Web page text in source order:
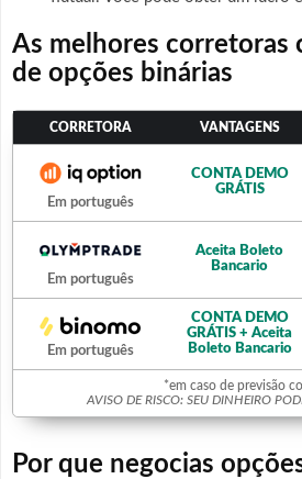
As melhores corretoras
de opções binárias
CORRETORA VANTAGENS
Em português
CONTA DEMO
GRÁTIS
Em português
Aceita Boleto
Bancario
Em português
CONTA DEMO
GRÁTIS + Aceita
Boleto Bancario
*em caso de previsão
AVISO DE RISCO: SEU DINHEIRO
Por que negocias